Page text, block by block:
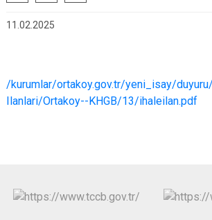
Eskil
Gülağaç
Sarıyahşi
11.02.2025
/kurumlar/ortakoy.gov.tr/yeni_isay/
Ilanlari/Ortakoy--KHGB/13/ihaleilan.pdf